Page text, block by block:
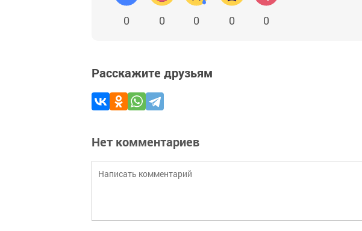
0 0 0 0 0
Расскажите друзьям
Нет комментариев